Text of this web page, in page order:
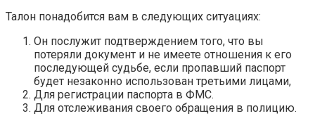
Талон понадобится вам в следующих ситуациях:
Он послужит подтверждением того, что вы
потеряли документ и не имеете отношения к его
последующей судьбе, если пропавший паспорт
будет незаконно использован третьими лицами,
Для регистрации паспорта в ФМС.
Для отслеживания своего обращения в полицию.